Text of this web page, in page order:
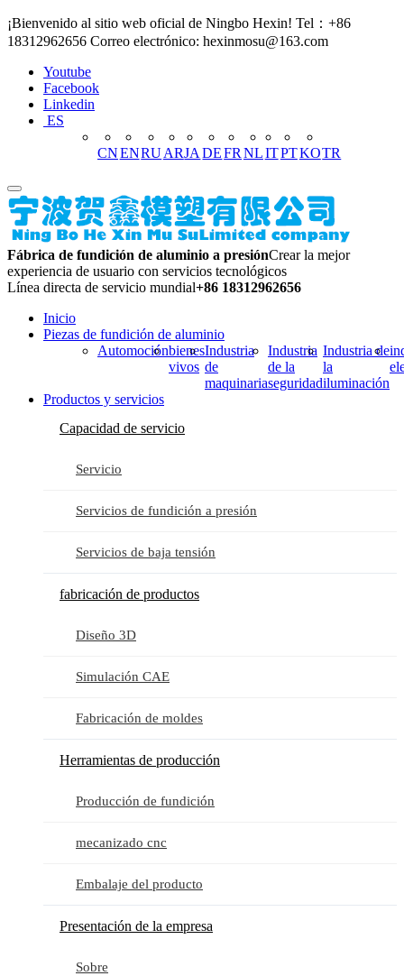
¡Bienvenido al sitio web oficial de Ningbo Hexin! Tel：+86
18312962656 Correo electrónico: hexinmosu@163.com
Youtube
Facebook
Linkedin
ES
CNENRUARJA DEFR NLITPTKOTR
Fábrica de fundición de aluminio a presiónCrear la mejor
experiencia de usuario con servicios tecnológicos
Línea directa de servicio mundial+86 18312962656
Inicio
Piezas de fundición de aluminio
Automociónbienes
vivos
Industria
de
maquinaria
Industria
de la
seguridad
Industria de
la
iluminación
Productos y servicios
Capacidad de servicio
Servicio
Servicios de fundición a presión
Servicios de baja tensión
fabricación de productos
Diseño 3D
Simulación CAE
Fabricación de moldes
Herramientas de producción
Producción de fundición
mecanizado cnc
Embalaje del producto
Presentación de la empresa
Sobre